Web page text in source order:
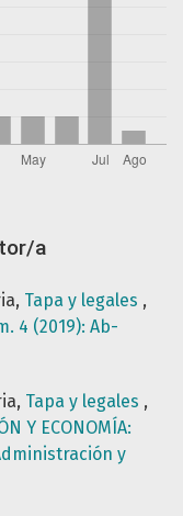
a
Tapa y legales ,
4 (2019): Ab-
Tapa y legales ,
Y ECONOMÍA:
y